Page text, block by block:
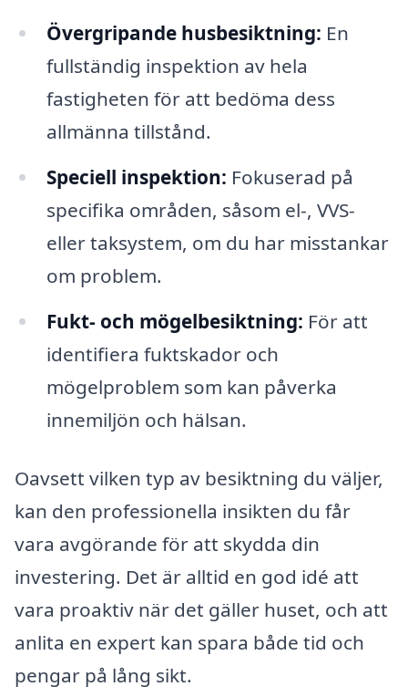
Övergripande husbesiktning: En
fullständig inspektion av hela
fastigheten för att bedöma dess
allmänna tillstånd.
Speciell inspektion: Fokuserad på
specifika områden, såsom el-, VVS-
eller taksystem, om du har misstankar
om problem.
Fukt- och mögelbesiktning: För att
identifiera fuktskador och
mögelproblem som kan påverka
innemiljön och hälsan.
Oavsett vilken typ av besiktning du väljer,
kan den professionella insikten du får
vara avgörande för att skydda din
investering. Det är alltid en god idé att
vara proaktiv när det gäller huset, och att
anlita en expert kan spara både tid och
pengar på lång sikt.